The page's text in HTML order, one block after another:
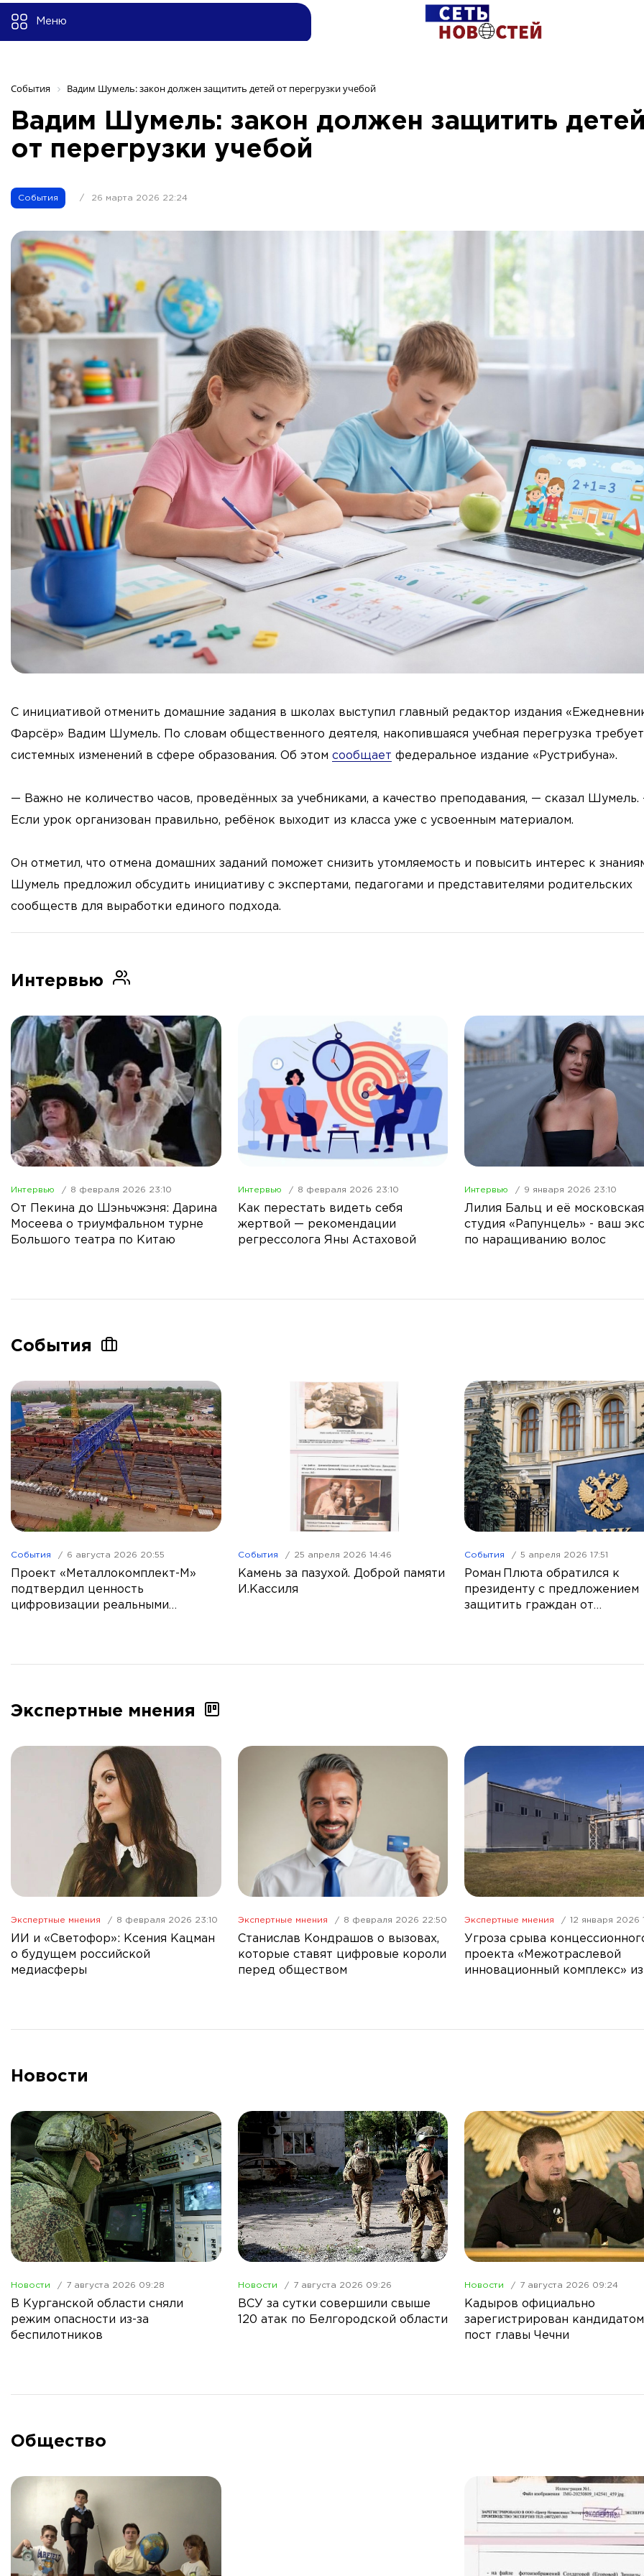
Меню
События Вадим Шумель: закон должен защитить детей от перегрузки учебой
Вадим Шумель: закон должен защитить
от перегрузки учебой
События / 26 марта 2026 22:24
С инициативой отменить домашние задания в школах выступил главный редактор издания
Фарсёр» Вадим Шумель. По словам общественного деятеля, накопившаяся учебная перегрузка требует
системных изменений в сфере образования. Об этом сообщает федеральное издание «Рустрибуна».
— Важно не количество часов, проведённых за учебниками, а качество преподавания, — сказал Шумель.
Если урок организован правильно, ребёнок выходит из класса уже с усвоенным материалом.
Он отметил, что отмена домашних заданий поможет снизить утомляемость и повысить интерес к
Шумель предложил обсудить инициативу с экспертами, педагогами и представителями родительских
сообществ для выработки единого подхода.
Интервью
Интервью 8 февраля 2026 23:10
От Пекина до Шэньчжэня: Дарина
Мосеева о триумфальном турне
Большого театра по Китаю
Интервью 8 февраля 2026 23:10
Как перестать видеть себя
жертвой — рекомендации
регрессолога Яны Астаховой
Интервью 9 января 2026 23:10
Лилия Бальц и её московская
студия «Рапунцель» - ваш
по наращиванию волос
События
События 6 августа 2026 20:55
Проект «Металлокомплект-М»
подтвердил ценность
цифровизации реальными
События 25 апреля 2026 14:46
Камень за пазухой. Доброй памяти
И.Кассиля
События 5 апреля 2026 17:51
Роман Плюта обратился к
президенту с предложением
защитить граждан от
Экспертные мнения
Экспертные мнения 8 февраля 2026 23:10
ИИ и «Светофор»: Ксения Кацман
о будущем российской
медиасферы
Экспертные мнения 8 февраля 2026 22:50
Станислав Кондрашов о вызовах,
которые ставят цифровые короли
перед обществом
Экспертные мнения 12 января 2026
Угроза срыва
проекта «Межотраслевой
инновационный комплекс»
Новости
Новости 7 августа 2026 09:28
В Курганской области сняли
режим опасности из-за
беспилотников
Новости 7 августа 2026 09:26
ВСУ за сутки совершили свыше
120 атак по Белгородской области
Новости 7 августа 2026 09:24
Кадыров официально
зарегистрирован
пост главы Чечни
Общество